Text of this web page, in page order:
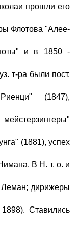
прошли его
Флотова "Алее-
и в 1850 -
т-ра были пост.
(1847),
(1881), успех
В Н. т. о. и
дирижеры
Ставились